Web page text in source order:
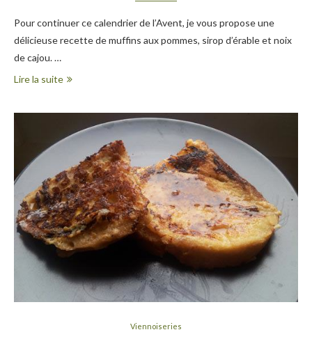
Pour continuer ce calendrier de l’Avent, je vous propose une
délicieuse recette de muffins aux pommes, sirop d’érable et noix
de cajou. …
Lire la suite
Viennoiseries